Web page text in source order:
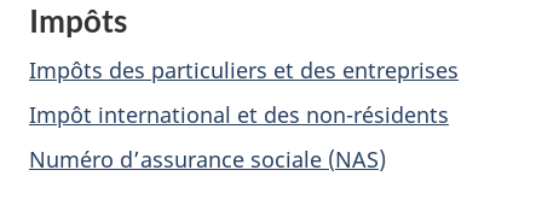
u
v
e
Impôts
Impôts des particuliers et des entreprises
Impôt international et des non-résidents
Numéro d’assurance sociale (NAS)